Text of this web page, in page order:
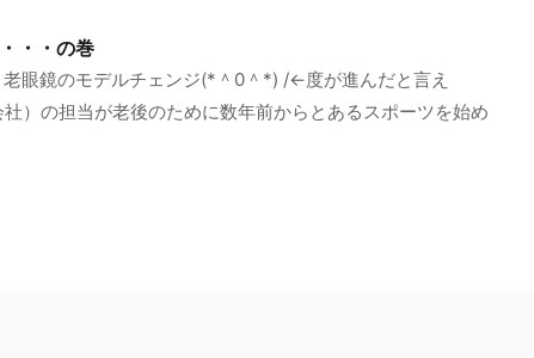
・・の巻
眼鏡のモデルチェンジ(*＾0＾*) /←度が進んだと言え
社）の担当が老後のために数年前からとあるスポーツを始め